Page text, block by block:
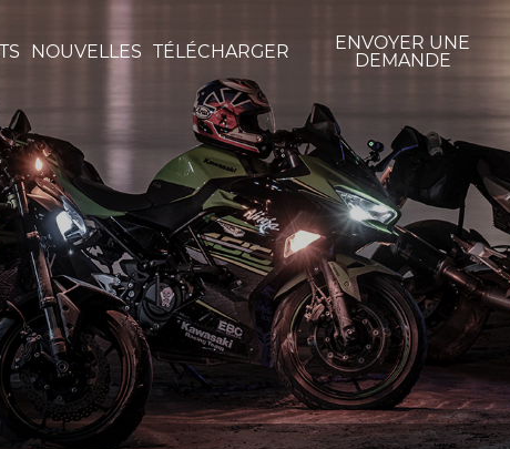
NOUVELLES TÉLÉCHARGER
ENVOYER UNE
DEMANDE